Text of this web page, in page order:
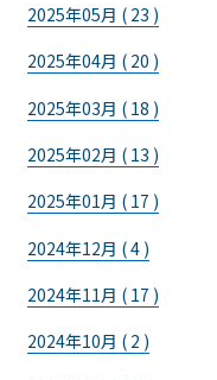
2025年05月 ( 23 )
2025年04月 ( 20 )
2025年03月 ( 18 )
2025年02月 ( 13 )
2025年01月 ( 17 )
2024年12月 ( 4 )
2024年11月 ( 17 )
2024年10月 ( 2 )